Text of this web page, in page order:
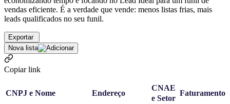
vendas eficiente. É a verdade que vende: menos listas frias, mais
leads qualificados no seu funil.
Exportar
Nova lista
Copiar link
CNPJ e Nome Endereço
CNAE
e Setor
Faturamento